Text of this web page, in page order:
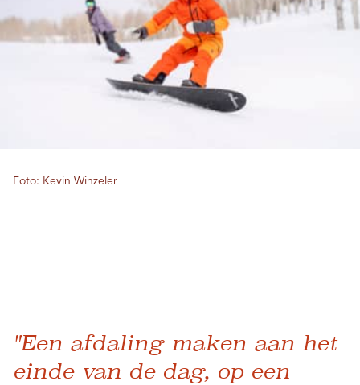
Foto: Kevin Winzeler
"Een afdaling maken aan het
einde van de dag, op een